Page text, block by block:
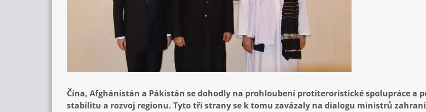
Čína, Afghánistán a Pákistán se dohodly na prohloubení protiteroristické spolupráce a
stabilitu a rozvoj regionu. Tyto tři strany se k tomu zavázaly na dialogu ministrů